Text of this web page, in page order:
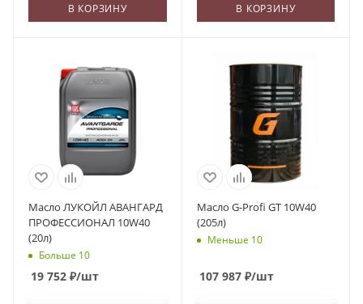
В КОРЗИНУ В КОРЗИНУ
Масло ЛУКОЙЛ АВАНГАРД
ПРОФЕССИОНАЛ 10W40
(20л)
Больше 10
19 752 ₽/шт
Масло G-Profi GT 10W40
(205л)
Меньше 10
107 987₽/шт